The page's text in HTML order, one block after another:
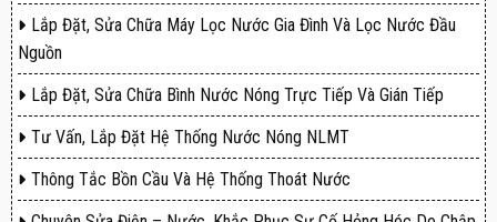
Lắp Đặt, Sửa Chữa Máy Lọc Nước Gia Đình Và Lọc Nước Đầu
Nguồn
Lắp Đặt, Sửa Chữa Bình Nước Nóng Trực Tiếp Và Gián Tiếp
Tư Vấn, Lắp Đặt Hệ Thống Nước Nóng NLMT
Thông Tắc Bồn Cầu Và Hệ Thống Thoát Nước